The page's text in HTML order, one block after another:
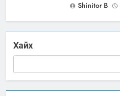
Shinitor B
Хайх